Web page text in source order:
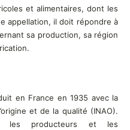
et alimentaires, dont les
appellation, il doit répondre à
sa production, sa région
en France en 1935 avec la
et de la qualité (INAO).
les producteurs et les